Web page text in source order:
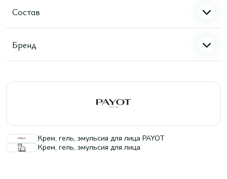
Состав
Бренд
Крем, гель, эмульсия для лица PAYOT
Крем, гель, эмульсия для лица